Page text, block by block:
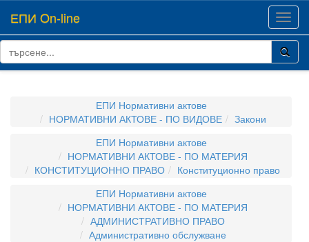
ЕПИ On-line
ЕПИ Нормативни актове
НОРМАТИВНИ АКТОВЕ - ПО ВИДОВЕ
Закони
ЕПИ Нормативни актове
НОРМАТИВНИ АКТОВЕ - ПО МАТЕРИЯ
КОНСТИТУЦИОННО ПРАВО
Конституционно право
ЕПИ Нормативни актове
НОРМАТИВНИ АКТОВЕ - ПО МАТЕРИЯ
АДМИНИСТРАТИВНО ПРАВО
Административно обслужване